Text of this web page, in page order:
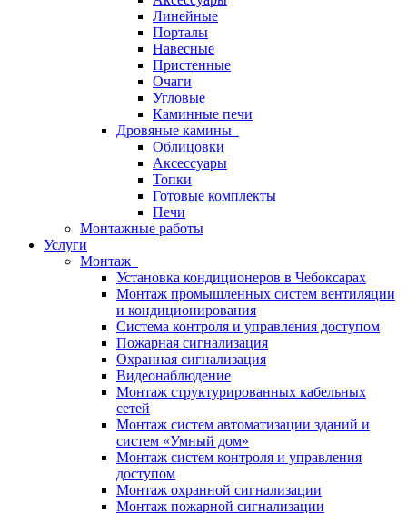
Линейные
Порталы
Навесные
Пристенные
Очаги
Угловые
Каминные печи
Дровяные камины
Облицовки
Аксессуары
Топки
Готовые комплекты
Печи
Монтажные работы
Услуги
Монтаж
Установка кондиционеров в Чебоксарах
Монтаж промышленных систем вентиляции
и кондиционирования
Система контроля и управления доступом
Пожарная сигнализация
Охранная сигнализация
Видеонаблюдение
Монтаж структурированных кабельных
сетей
Монтаж систем автоматизации зданий и
систем «Умный дом»
Монтаж систем контроля и управления
доступом
Монтаж охранной сигнализации
Монтаж пожарной сигнализации